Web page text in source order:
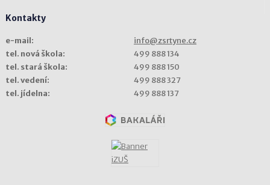
Kontakty
e-mail:
info@zsrtyne.cz
tel. nová škola:
499 888 134
tel. stará škola:
499 888 150
tel. vedení:
499 888 327
tel. jídelna:
499 888 137